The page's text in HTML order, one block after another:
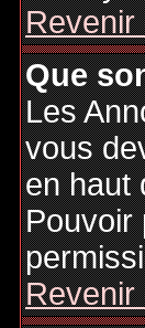
Revenir
Que
Les
vous
en haut
Pouvoir
Revenir